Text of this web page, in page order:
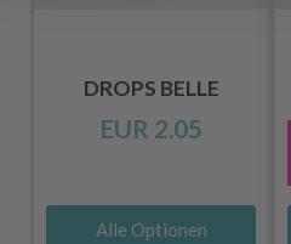
DROPS BELLE
EUR 2.05
Alle Optionen